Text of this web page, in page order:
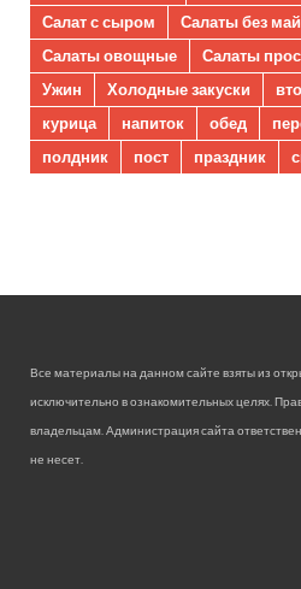
Салат с сыром
Салаты без
Салаты овощные
Салаты
Ужин
Холодные закуски
курица
напиток обед
полдник
пост праздник
Все материалы на данном сайте взяты из
исключительно в ознакомительных целях.
владельцам. Администрация сайта
не несет.